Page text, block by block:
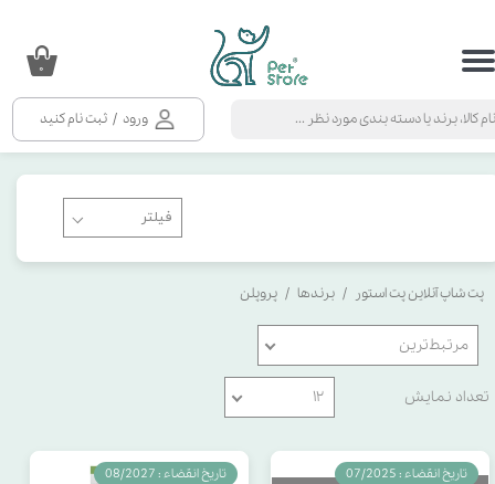
ورود / ثبت نام کنید
حساب کاربری من
سفارشات
۰
پت شاپ آنلاین پت استور برندها پروپلن
مرتبط‌ترین
تعداد نمایش ۱۲
تاریخ انقضاء : 07/2025 تاریخ انقضاء : 08/2027